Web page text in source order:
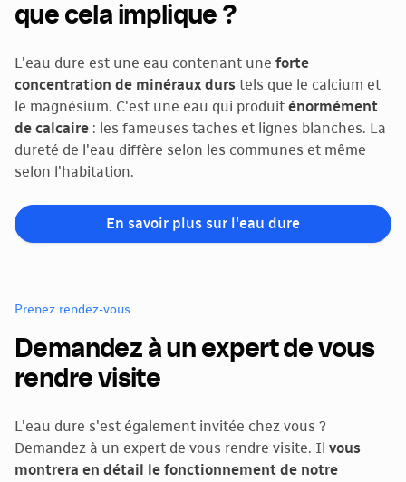
que cela implique ?
L'eau dure est une eau contenant une forte
concentration de minéraux durs tels que le calcium et
le magnésium. C'est une eau qui produit énormément
de calcaire : les fameuses taches et lignes blanches. La
dureté de l'eau diffère selon les communes et même
selon l'habitation.
En savoir plus sur l'eau dure
Prenez rendez-vous
Demandez à un expert de vous
rendre visite
L'eau dure s'est également invitée chez vous ?
Demandez à un expert de vous rendre visite. Il vous
montrera en détail le fonctionnement de notre